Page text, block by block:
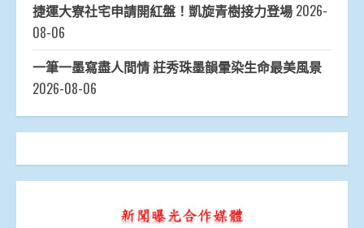
捷運大寮社宅申請開紅盤！凱旋青樹接力登場 2026-
08-06
一筆一墨寫盡人間情 莊秀珠墨韻暈染生命最美風景
2026-08-06